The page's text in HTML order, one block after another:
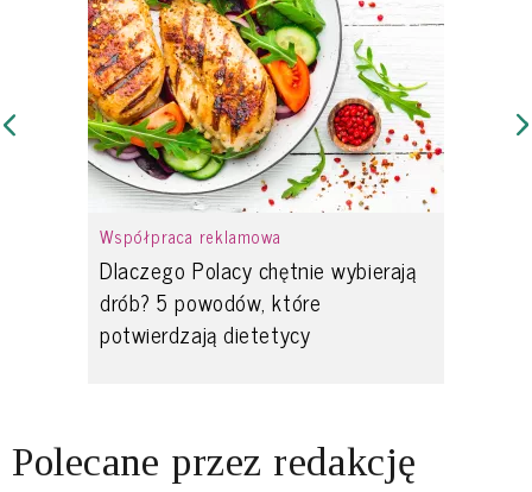
Współpraca reklamowa
Dlaczego Polacy chętnie wybierają
drób? 5 powodów, które
potwierdzają dietetycy
Polecane przez redakcję